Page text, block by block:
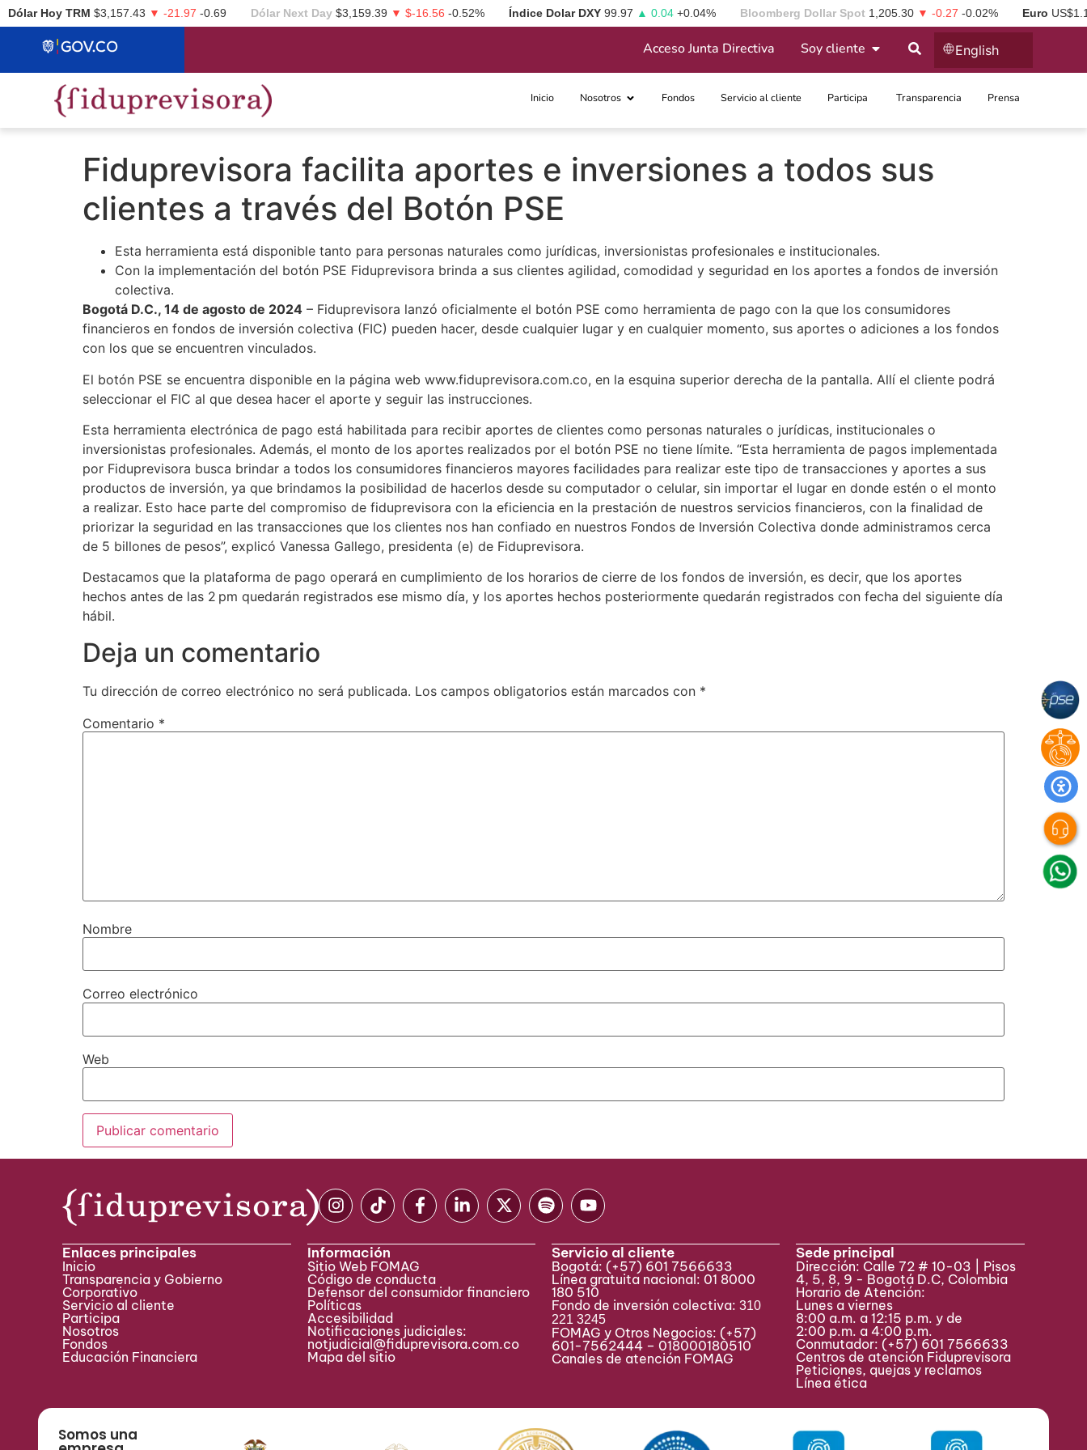
Dólar Hoy TRM $3,157.43 ▼ -21.97 -0.69 Dólar Next Day $3,159.39 ▼ $-16.56 -0.52% Índice Dolar DXY 99.97 ▲ 0.04 +0.04% Bloomberg Dollar Spot 1,205.30 ▼ -0.27 -0.02% Euro
Acceso Junta Directiva Soy cliente English
Inicio Nosotros Fondos Servicio al cliente Participa ​ Transparencia Prensa
Fiduprevisora facilita aportes e inversiones a todos sus
clientes a través del Botón PSE
Esta herramienta está disponible tanto para personas naturales como jurídicas, inversionistas profesionales e institucionales.
Con la implementación del botón PSE Fiduprevisora brinda a sus clientes agilidad, comodidad y seguridad en los aportes a fondos de inversión
colectiva.
Bogotá D.C., 14 de agosto de 2024 – Fiduprevisora lanzó oficialmente el botón PSE como herramienta de pago con la que los consumidores
financieros en fondos de inversión colectiva (FIC) pueden hacer, desde cualquier lugar y en cualquier momento, sus aportes o adiciones a los fondos
con los que se encuentren vinculados.
El botón PSE se encuentra disponible en la página web www.fiduprevisora.com.co, en la esquina superior derecha de la pantalla. Allí el cliente podrá
seleccionar el FIC al que desea hacer el aporte y seguir las instrucciones.
Esta herramienta electrónica de pago está habilitada para recibir aportes de clientes como personas naturales o jurídicas, institucionales o
inversionistas profesionales. Además, el monto de los aportes realizados por el botón PSE no tiene límite. “Esta herramienta de pagos implementada
por Fiduprevisora busca brindar a todos los consumidores financieros mayores facilidades para realizar este tipo de transacciones y aportes a sus
productos de inversión, ya que brindamos la posibilidad de hacerlos desde su computador o celular, sin importar el lugar en donde estén o el monto
a realizar. Esto hace parte del compromiso de fiduprevisora con la eficiencia en la prestación de nuestros servicios financieros, con la finalidad de
priorizar la seguridad en las transacciones que los clientes nos han confiado en nuestros Fondos de Inversión Colectiva donde administramos cerca
de 5 billones de pesos”, explicó Vanessa Gallego, presidenta (e) de Fiduprevisora.
Destacamos que la plataforma de pago operará en cumplimiento de los horarios de cierre de los fondos de inversión, es decir, que los aportes
hechos antes de las 2 pm quedarán registrados ese mismo día, y los aportes hechos posteriormente quedarán registrados con fecha del siguiente día
hábil.
Deja un comentario
Tu dirección de correo electrónico no será publicada. Los campos obligatorios están marcados con *
Comentario *
Nombre
Correo electrónico
Web
Enlaces principales
Inicio
Transparencia y Gobierno
Corporativo
Servicio al cliente
Participa ​
Nosotros
Fondos
Educación Financiera
Información
Sitio Web FOMAG
Código de conducta
Defensor del consumidor financiero
Políticas
Accesibilidad
Notificaciones judiciales:
notjudicial@fiduprevisora.com.co
Mapa del sitio
Servicio al cliente
Bogotá: (+57) 601 7566633
Línea gratuita nacional: 01 8000
180 510
Fondo de inversión colectiva: 310
221 3245
FOMAG y Otros Negocios: (+57)
601-7562444 – 018000180510
Canales de atención FOMAG
Sede principal
Dirección: Calle 72 # 10-03 | Pisos
4, 5, 8, 9 - Bogotá D.C, Colombia
Horario de Atención:
Lunes a viernes
8:00 a.m. a 12:15 p.m. y de
2:00 p.m. a 4:00 p.m.
Conmutador: (+57) 601 7566633
Centros de atención Fiduprevisora
Peticiones, quejas y reclamos
Línea ética
Somos una